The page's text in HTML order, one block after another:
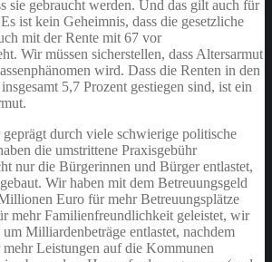
sie gebraucht werden. Und das gilt auch für
ist kein Geheimnis, dass die gesetzliche
mit der Rente mit 67 vor
Wir müssen sicherstellen, dass Altersarmut
wird. Dass die Renten in den
5,7 Prozent gestiegen sind, ist ein
durch viele schwierige politische
die umstrittene Praxisgebühr
nur die Bürgerinnen und Bürger entlastet,
Wir haben mit dem Betreuungsgeld
Euro für mehr Betreuungsplätze
mehr Familienfreundlichkeit geleistet, wir
Milliardenbeträge entlastet, nachdem
Leistungen auf die Kommunen